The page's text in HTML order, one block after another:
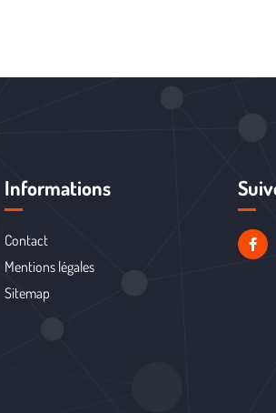
Informations
Contact
Mentions légales
Sitemap